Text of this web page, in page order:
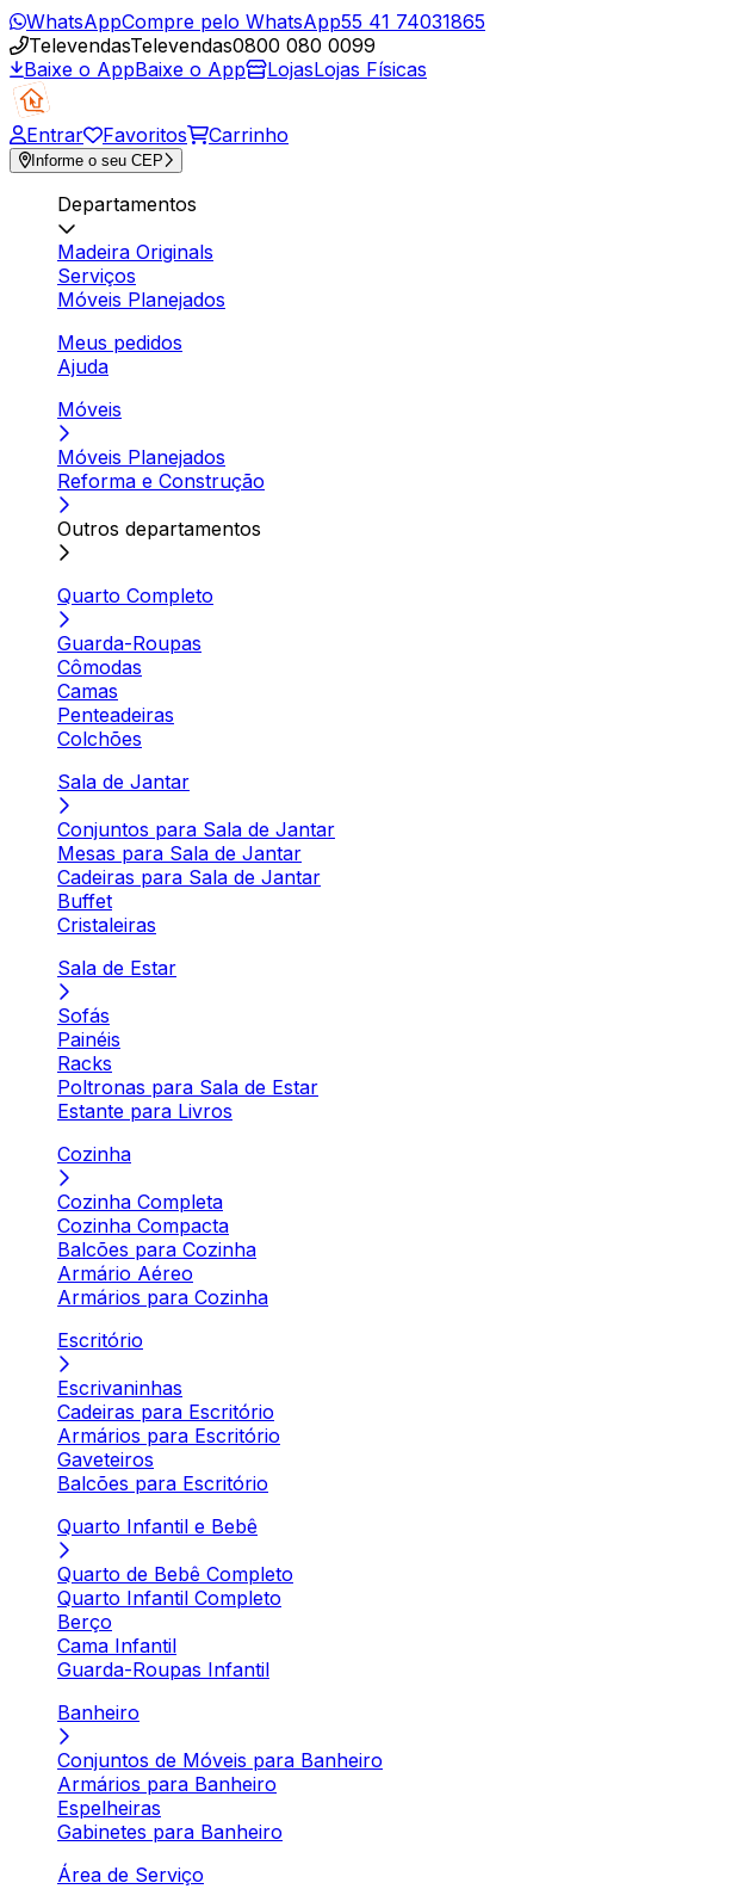
WhatsAppCompre pelo WhatsApp55 41 74031865
TelevendasTelevendas0800 080 0099
Baixe o AppBaixe o App LojasLojas Físicas
Entrar Favoritos Carrinho
Informe o seu CEP
Departamentos
Madeira Originals
Serviços
Móveis Planejados
Meus pedidos
Ajuda
Móveis
Móveis Planejados
Reforma e Construção
Outros departamentos
Quarto Completo
Guarda-Roupas
Cômodas
Camas
Penteadeiras
Colchões
Sala de Jantar
Conjuntos para Sala de Jantar
Mesas para Sala de Jantar
Cadeiras para Sala de Jantar
Buffet
Cristaleiras
Sala de Estar
Sofás
Painéis
Racks
Poltronas para Sala de Estar
Estante para Livros
Cozinha
Cozinha Completa
Cozinha Compacta
Balcões para Cozinha
Armário Aéreo
Armários para Cozinha
Escritório
Escrivaninhas
Cadeiras para Escritório
Armários para Escritório
Gaveteiros
Balcões para Escritório
Quarto Infantil e Bebê
Quarto de Bebê Completo
Quarto Infantil Completo
Berço
Cama Infantil
Guarda-Roupas Infantil
Banheiro
Conjuntos de Móveis para Banheiro
Armários para Banheiro
Espelheiras
Gabinetes para Banheiro
Área de Serviço